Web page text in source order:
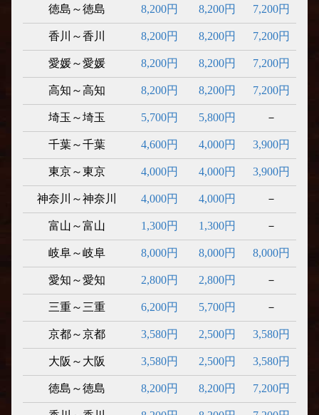
徳島～徳島 8,200円 8,200円 7,200円
香川～香川 8,200円 8,200円 7,200円
愛媛～愛媛 8,200円 8,200円 7,200円
高知～高知 8,200円 8,200円 7,200円
埼玉～埼玉 5,700円 5,800円 －
千葉～千葉 4,600円 4,000円 3,900円
東京～東京 4,000円 4,000円 3,900円
神奈川～神奈川 4,000円 4,000円 －
富山～富山 1,300円 1,300円 －
岐阜～岐阜 8,000円 8,000円 8,000円
愛知～愛知 2,800円 2,800円 －
三重～三重 6,200円 5,700円 －
京都～京都 3,580円 2,500円 3,580円
大阪～大阪 3,580円 2,500円 3,580円
徳島～徳島 8,200円 8,200円 7,200円